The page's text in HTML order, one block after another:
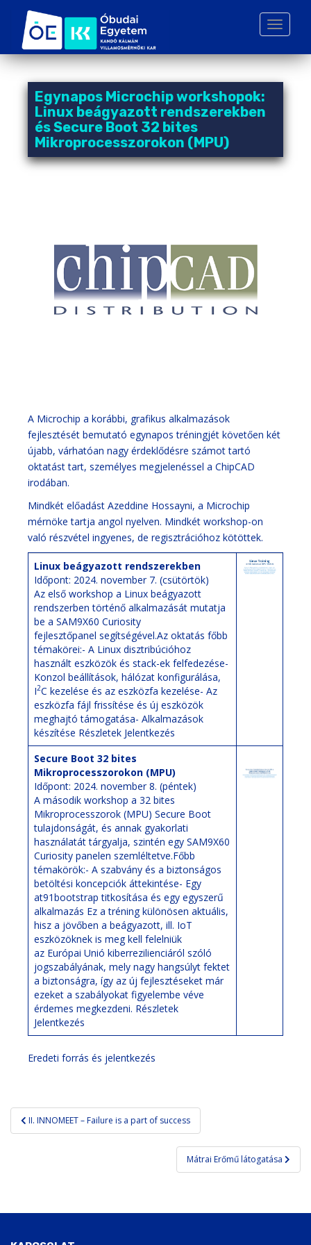
p
Egynapos Microchip workshopok:
Linux beágyazott rendszerekben
és Secure Boot 32 bites
Mikroprocesszorokon (MPU)
A Microchip a korábbi, grafikus alkalmazások
fejlesztését bemutató egynapos tréningjét követően két
újabb, várhatóan nagy érdeklődésre számot tartó
oktatást tart, személyes megjelenéssel a ChipCAD
irodában.
Mindkét előadást Azeddine Hossayni, a Microchip
mérnöke tartja angol nyelven. Mindkét workshop-on
való részvétel ingyenes, de regisztrációhoz kötöttek.
Linux beágyazott rendszerekben
Időpont: 2024. november 7. (csütörtök)
Az első workshop a Linux beágyazott
rendszerben történő alkalmazását mutatja
be a SAM9X60 Curiosity
fejlesztőpanel segítségével.Az oktatás főbb
témakörei:- A Linux disztribúcióhoz
használt eszközök és stack-ek felfedezése-
Konzol beállítások, hálózat konfigurálása,
I2C kezelése és az eszközfa kezelése- Az
eszközfa fájl frissítése és új eszközök
meghajtó támogatása- Alkalmazások
készítése Részletek Jelentkezés
Secure Boot 32 bites
Mikroprocesszorokon (MPU)
Időpont: 2024. november 8. (péntek)
A második workshop a 32 bites
Mikroprocesszorok (MPU) Secure Boot
tulajdonságát, és annak gyakorlati
használatát tárgyalja, szintén egy SAM9X60
Curiosity panelen szemléltetve.Főbb
témakörök:- A szabvány és a biztonságos
betöltési koncepciók áttekintése- Egy
at91bootstrap titkosítása és egy egyszerű
alkalmazás Ez a tréning különösen aktuális,
hisz a jövőben a beágyazott, ill. IoT
eszközöknek is meg kell felelniük
az Európai Unió kiberrezilienciáról szóló
jogszabályának, mely nagy hangsúlyt fektet
a biztonságra, így az új fejlesztéseket már
ezeket a szabályokat figyelembe véve
érdemes megkezdeni. Részletek
Jelentkezés
Eredeti forrás és jelentkezés
Bejegyzés
navigáció
II. INNOMEET – Failure is a part of success
Mátrai Erőmű látogatása